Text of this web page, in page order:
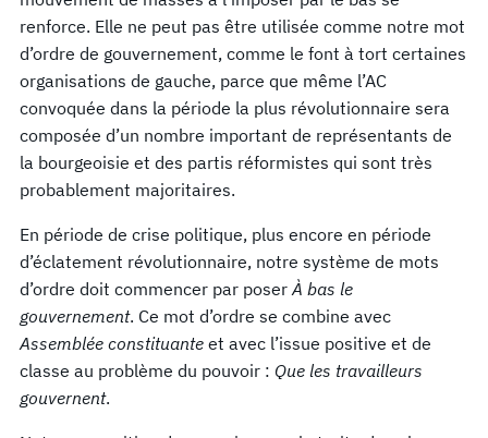
renforce. Elle ne peut pas être utilisée comme notre mot
d’ordre de gouvernement, comme le font à tort certaines
organisations de gauche, parce que même l’AC
convoquée dans la période la plus révolutionnaire sera
composée d’un nombre important de représentants de
la bourgeoisie et des partis réformistes qui sont très
probablement majoritaires.
En période de crise politique, plus encore en période
d’éclatement révolutionnaire, notre système de mots
d’ordre doit commencer par poser À bas le
gouvernement. Ce mot d’ordre se combine avec
Assemblée constituante et avec l’issue positive et de
classe au problème du pouvoir : Que les travailleurs
gouvernent.